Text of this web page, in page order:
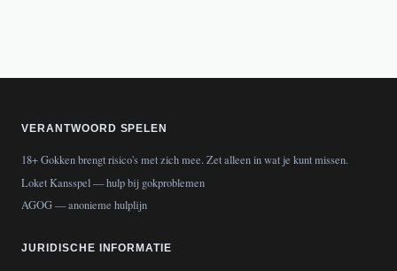
VERANTWOORD SPELEN
18+ Gokken brengt risico's met zich mee. Zet alleen in wat je kunt missen.
Loket Kansspel— hulp bij gokproblemen
AGOG— anonieme hulplijn
JURIDISCHE INFORMATIE